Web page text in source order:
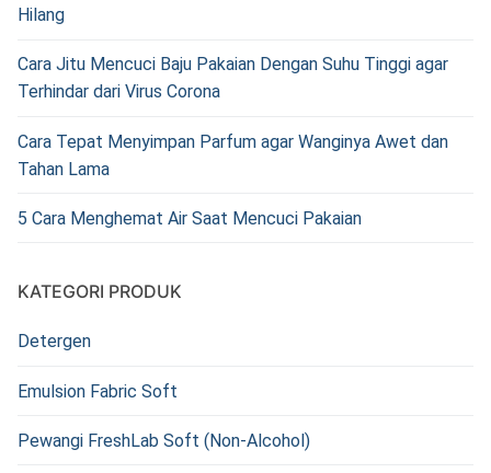
Hilang
Cara Jitu Mencuci Baju Pakaian Dengan Suhu Tinggi agar
Terhindar dari Virus Corona
Cara Tepat Menyimpan Parfum agar Wanginya Awet dan
Tahan Lama
5 Cara Menghemat Air Saat Mencuci Pakaian
KATEGORI PRODUK
Detergen
Emulsion Fabric Soft
Pewangi FreshLab Soft (Non-Alcohol)